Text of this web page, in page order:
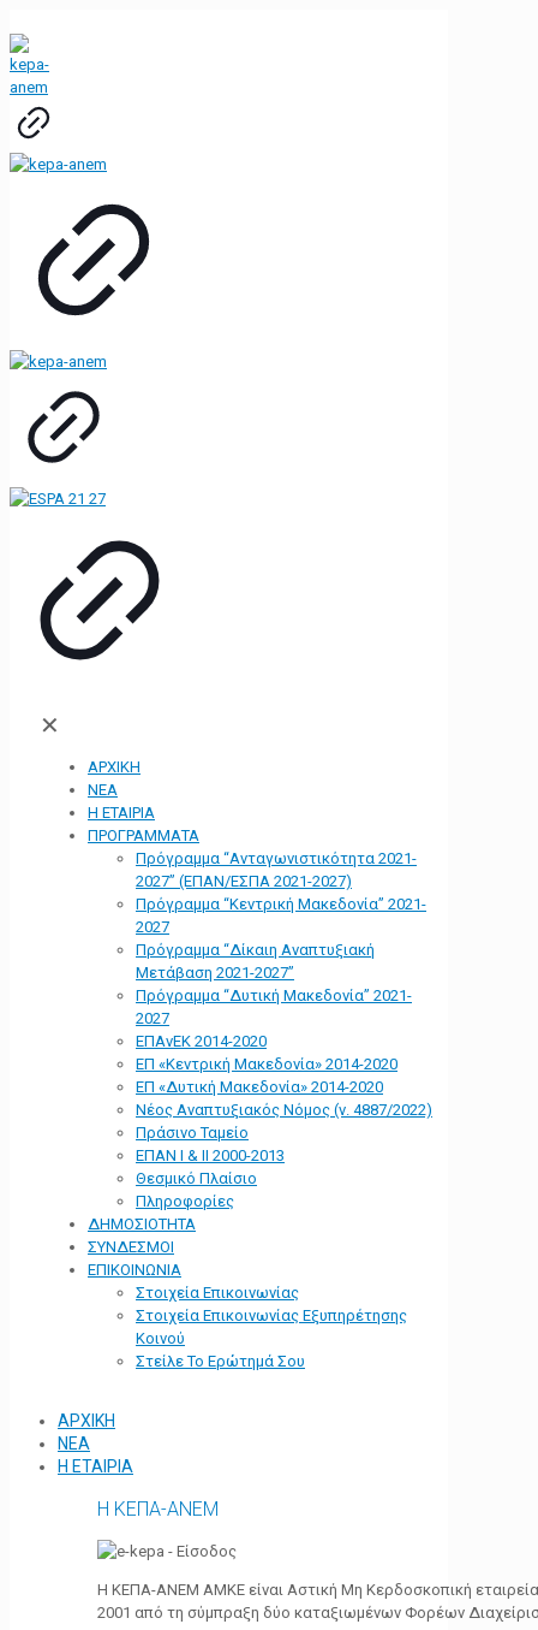
✕
ΑΡΧΙΚΗ
ΝΕΑ
Η ΕΤΑΙΡΙΑ
ΠΡΟΓΡΑΜΜΑΤΑ
Πρόγραμμα “Ανταγωνιστικότητα 2021-
2027” (ΕΠΑΝ/ΕΣΠΑ 2021-2027)
Πρόγραμμα “Κεντρική Μακεδονία” 2021-
2027
Πρόγραμμα “Δίκαιη Αναπτυξιακή
Μετάβαση 2021-2027”
Πρόγραμμα “Δυτική Μακεδονία” 2021-
2027
ΕΠΑνΕΚ 2014-2020
ΕΠ «Kεντρική Μακεδονία» 2014-2020
ΕΠ «Δυτική Μακεδονία» 2014-2020
Νέος Αναπτυξιακός Νόμος (ν. 4887/2022)
Πράσινο Ταμείο
ΕΠΑΝ Ι & ΙΙ 2000-2013
Θεσμικό Πλαίσιο
Πληροφορίες
ΔΗΜΟΣΙΟΤΗΤΑ
ΣΥΝΔΕΣΜΟΙ
ΕΠΙΚΟΙΝΩΝΙΑ
Στοιχεία Επικοινωνίας
Στοιχεία Επικοινωνίας Εξυπηρέτησης
Κοινού
Στείλε Το Ερώτημά Σου
ΑΡΧΙΚΗ
ΝΕΑ
Η ΕΤΑΙΡΙΑ
Η ΚΕΠΑ-ΑΝΕΜ
Η ΚΕΠΑ-ΑΝΕΜ ΑΜΚΕ είναι Αστική Μη Κερδοσκοπική
2001 από τη σύμπραξη δύο καταξιωμένων Φορέων